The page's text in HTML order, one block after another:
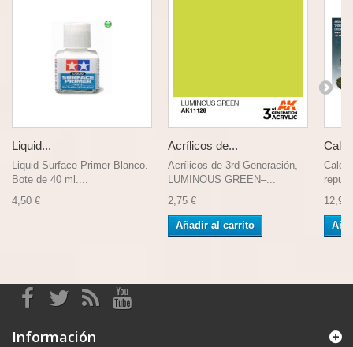
Liquid...
Liquid Surface Primer Blanco.
Bote de 40 ml....
4,50 €
Acrílicos de...
Acrílicos de 3rd Generación,
LUMINOUS GREEN–...
2,75 €
Añadir al carrito
12,90
Información